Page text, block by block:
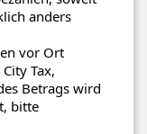
anders
vor Ort
Tax,
Betrags wird
bitte